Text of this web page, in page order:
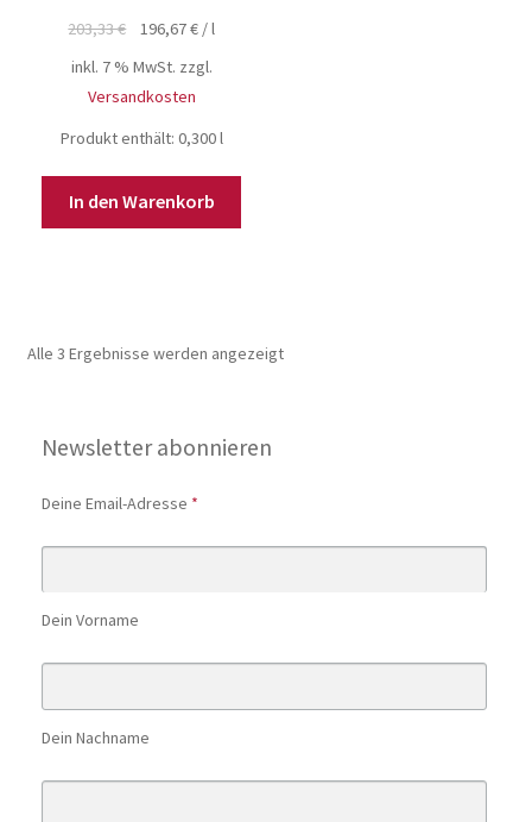
61,00 €
ist:
59,00 €.
203,33€ 196,67€ /l
inkl. 7 % MwSt. zzgl.
Versandkosten
Produkt enthält: 0,300l
In den Warenkorb
Alle 3 Ergebnisse werden angezeigt
Newsletter abonnieren
Deine Email-Adresse *
Dein Vorname
Dein Nachname